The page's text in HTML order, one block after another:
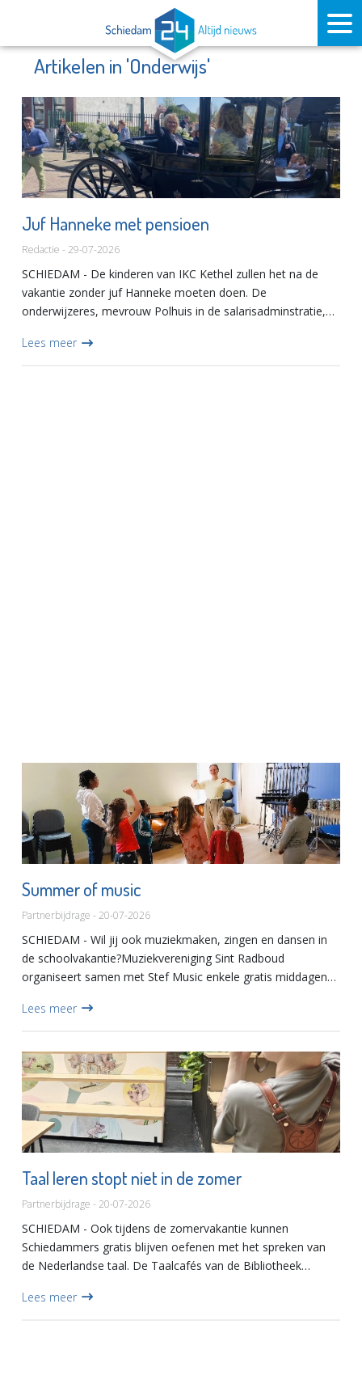
Artikelen in 'Onderwijs'
Juf Hanneke met pensioen
Redactie - 29-07-2026
SCHIEDAM - De kinderen van IKC Kethel zullen het na de
vakantie zonder juf Hanneke moeten doen. De
onderwijzeres, mevrouw Polhuis in de salarisadminstratie,
loopbaan af. Ze is...
Lees meer
Summer of music
Partnerbijdrage - 20-07-2026
SCHIEDAM - Wil jij ook muziekmaken, zingen en dansen in
de schoolvakantie?Muziekvereniging Sint Radboud
organiseert samen met Stef Music enkele gratis middagen
noemer Summer...
Lees meer
Taal leren stopt niet in de zomer
Partnerbijdrage - 20-07-2026
SCHIEDAM - Ook tijdens de zomervakantie kunnen
Schiedammers gratis blijven oefenen met het spreken van
de Nederlandse taal. De Taalcafés van de Bibliotheek
Polina Nasedkina...
Lees meer